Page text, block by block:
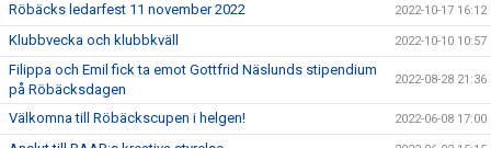
Röbäcks ledarfest 11 november 2022 2022-10-17 16:12
Klubbvecka och klubbkväll 2022-10-10 10:57
Filippa och Emil fick ta emot Gottfrid Näslunds stipendium
på Röbäcksdagen
2022-08-28 21:36
Välkomna till Röbäckscupen i helgen! 2022-06-08 17:00